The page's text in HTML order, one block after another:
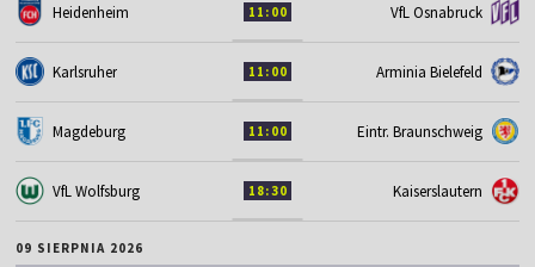
Heidenheim 11:00 VfL Osnabruck
Karlsruher 11:00 Arminia Bielefeld
Magdeburg 11:00 Eintr. Braunschweig
VfL Wolfsburg 18:30 Kaiserslautern
09 SIERPNIA 2026